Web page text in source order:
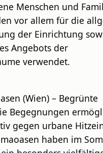
Menschen und
vor allem für die
der Einrichtung
Angebots der
verwendet.
(Wien) – Begrünte
Begegnungen
gegen urbane
haben im